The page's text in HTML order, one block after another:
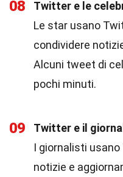
08
Twitter e le
Le star usano
condividere
Alcuni tweet di
pochi minuti.
09
Twitter e il
I giornalisti
notizie e